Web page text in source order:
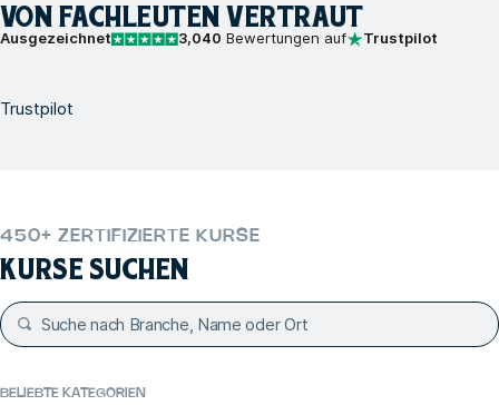
VON FACHLEUTEN VERTRAUT
Ausgezeichnet 3,040 Bewertungen auf Trustpilot
Trustpilot
450+ ZERTIFIZIERTE KURSE
KURSE SUCHEN
BELIEBTE KATEGORIEN